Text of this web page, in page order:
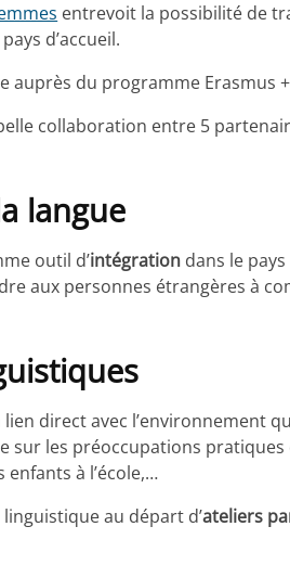
entrevoit la possibilité de
d’accueil.
auprès du programme Erasmus
collaboration entre 5
langue
outil d’intégration dans le
aux personnes étrangères à
direct avec l’environnement
sur les préoccupations
à l’école,…
au départ d’ateliers